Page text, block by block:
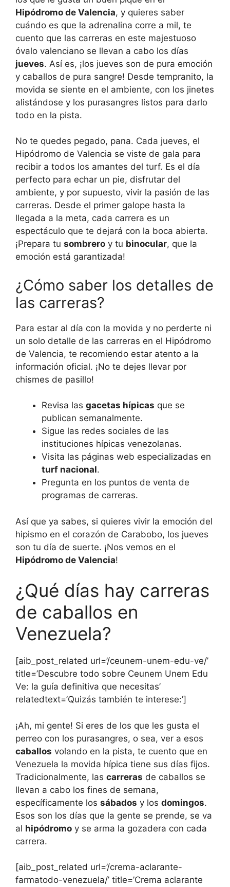
Hipódromo de Valencia, y quieres saber
cuándo es que la adrenalina corre a mil, te
cuento que las carreras en este majestuoso
óvalo valenciano se llevan a cabo los días
jueves. Así es, ¡los jueves son de pura emoción
y caballos de pura sangre! Desde tempranito, la
movida se siente en el ambiente, con los jinetes
alistándose y los purasangres listos para darlo
todo en la pista.
No te quedes pegado, pana. Cada jueves, el
Hipódromo de Valencia se viste de gala para
recibir a todos los amantes del turf. Es el día
perfecto para echar un pie, disfrutar del
ambiente, y por supuesto, vivir la pasión de las
carreras. Desde el primer galope hasta la
llegada a la meta, cada carrera es un
espectáculo que te dejará con la boca abierta.
¡Prepara tu sombrero y tu binocular, que la
emoción está garantizada!
¿Cómo saber los detalles de
las carreras?
Para estar al día con la movida y no perderte ni
un solo detalle de las carreras en el Hipódromo
de Valencia, te recomiendo estar atento a la
información oficial. ¡No te dejes llevar por
chismes de pasillo!
Revisa las gacetas hípicas que se
publican semanalmente.
Sigue las redes sociales de las
instituciones hípicas venezolanas.
Visita las páginas web especializadas en
turf nacional.
Pregunta en los puntos de venta de
programas de carreras.
Así que ya sabes, si quieres vivir la emoción del
hipismo en el corazón de Carabobo, los jueves
son tu día de suerte. ¡Nos vemos en el
Hipódromo de Valencia!
¿Qué días hay carreras
de caballos en
Venezuela?
[aib_post_related url=’/ceunem-unem-edu-ve/’
title=’Descubre todo sobre Ceunem Unem Edu
Ve: la guía definitiva que necesitas’
relatedtext=’Quizás también te interese:’]
¡Ah, mi gente! Si eres de los que les gusta el
perreo con los purasangres, o sea, ver a esos
caballos volando en la pista, te cuento que en
Venezuela la movida hípica tiene sus días fijos.
Tradicionalmente, las carreras de caballos se
llevan a cabo los fines de semana,
específicamente los sábados y los domingos.
Esos son los días que la gente se prende, se va
al hipódromo y se arma la gozadera con cada
carrera.
[aib_post_related url=’/crema-aclarante-
farmatodo-venezuela/’ title=’Crema aclarante